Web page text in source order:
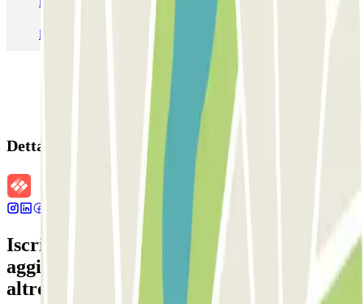
Parcheggio Malpensa Terminal 1 Parcheggio Malpensa
Dettagli della prenotazione
Iscriviti alla nostra Newsletter e rimani
aggiornato su sconti, concorsi e tante
altre sorprese.